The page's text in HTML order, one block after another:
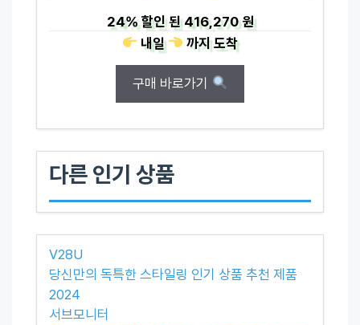
24%할인 된416,270 원
내일
까지도착
구매 바로가기
다른 인기 상품
V28U
당신만의 독특한 스타일링 인기 상품 추천 제품
2024
서브모니터